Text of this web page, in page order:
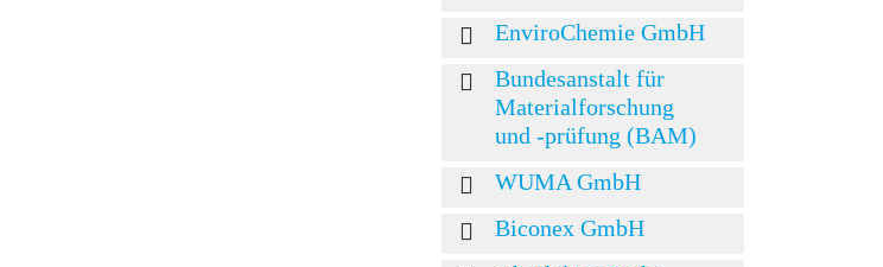
EnviroChemie GmbH
Bundesanstalt für
Materialforschung
und -prüfung (BAM)
WUMA GmbH
Biconex GmbH